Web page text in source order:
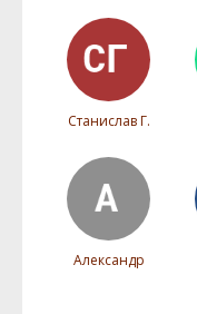
Станислав Г.
Александр